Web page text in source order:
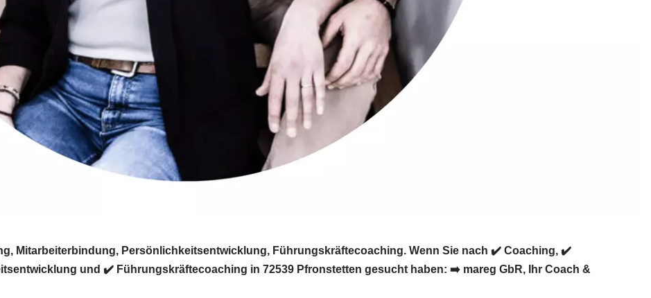
Mitarbeiterbindung, Persönlichkeitsentwicklung, Führungskräftecoaching. Wenn Sie nach ✔️ Coaching, ✔️
und ✔️ Führungskräftecoaching in 72539 Pfronstetten gesucht haben: ➡️ mareg GbR, Ihr Coach &